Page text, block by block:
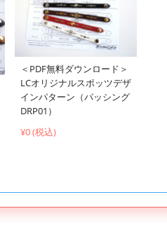
＜PDF無料ダウンロード＞
LCオリジナルスポッツデザ
インパターン（パッシング
DRP01）
¥0 (税込)